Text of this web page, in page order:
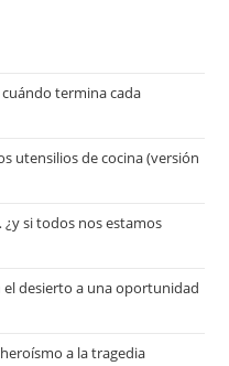
cuándo termina cada
utensilios de cocina (versión
si todos nos estamos
el desierto a una oportunidad
a la tragedia